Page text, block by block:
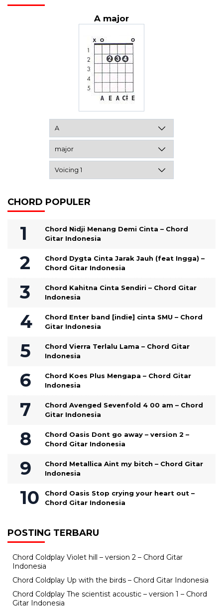
A major
CHORD POPULER
Chord Nidji Menang Demi Cinta – Chord
Gitar Indonesia
Chord Dygta Cinta Jarak Jauh (feat Ingga) –
Chord Gitar Indonesia
Chord Kahitna Cinta Sendiri – Chord Gitar
Indonesia
Chord Enter band [indie] cinta SMU – Chord
Gitar Indonesia
Chord Vierra Terlalu Lama – Chord Gitar
Indonesia
Chord Koes Plus Mengapa – Chord Gitar
Indonesia
Chord Avenged Sevenfold 4 00 am – Chord
Gitar Indonesia
Chord Oasis Dont go away – version 2 –
Chord Gitar Indonesia
Chord Metallica Aint my bitch – Chord Gitar
Indonesia
Chord Oasis Stop crying your heart out –
Chord Gitar Indonesia
POSTING TERBARU
Chord Coldplay Violet hill – version 2 – Chord Gitar
Indonesia
Chord Coldplay Up with the birds – Chord Gitar Indonesia
Chord Coldplay The scientist acoustic – version 1 – Chord
Gitar Indonesia